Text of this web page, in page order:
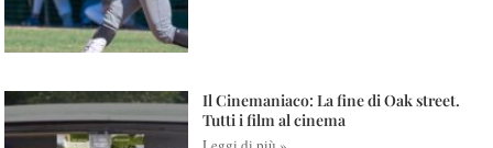
Il Cinemaniaco: La fine di Oak street.
Tutti i film al cinema